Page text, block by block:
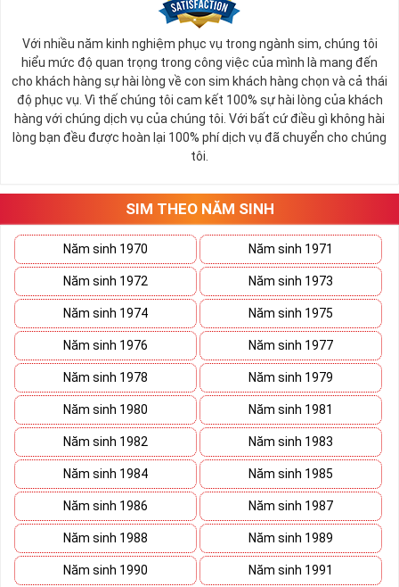
Với nhiều năm kinh nghiệm phục vụ trong ngành sim, chúng tôi
hiểu mức độ quan trọng trong công việc của mình là mang đến
cho khách hàng sự hài lòng về con sim khách hàng chọn và cả thái
độ phục vụ. Vì thế chúng tôi cam kết 100% sự hài lòng của khách
hàng với chúng dịch vụ của chúng tôi. Với bất cứ điều gì không hài
lòng bạn đều được hoàn lại 100% phí dịch vụ đã chuyển cho chúng
tôi.
SIM THEO NĂM SINH
Năm sinh 1970 Năm sinh 1971
Năm sinh 1972 Năm sinh 1973
Năm sinh 1974 Năm sinh 1975
Năm sinh 1976 Năm sinh 1977
Năm sinh 1978 Năm sinh 1979
Năm sinh 1980 Năm sinh 1981
Năm sinh 1982 Năm sinh 1983
Năm sinh 1984 Năm sinh 1985
Năm sinh 1986 Năm sinh 1987
Năm sinh 1988 Năm sinh 1989
Năm sinh 1990 Năm sinh 1991